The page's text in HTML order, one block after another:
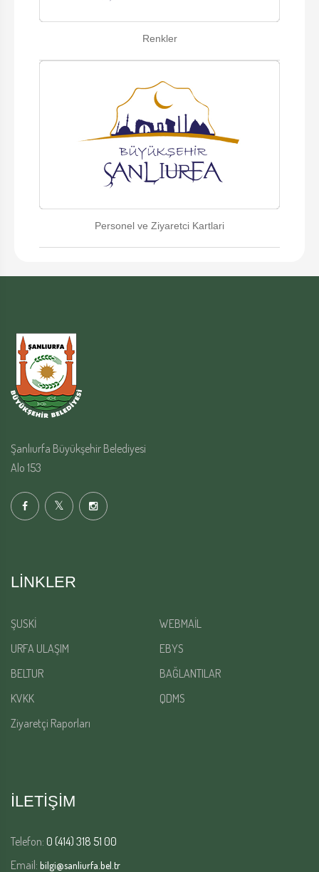
Renkler
Personel ve Ziyaretci Kartlari
Şanlıurfa Büyükşehir Belediyesi
Alo 153
LINKLER
ŞUSKİ
WEBMAİL
URFA ULAŞIM
EBYS
BELTUR
BAĞLANTILAR
KVKK
QDMS
Ziyaretçi Raporları
İLETİŞİM
Telefon: 0 (414) 318 51 00
Email: bilgi@sanliurfa.bel.tr